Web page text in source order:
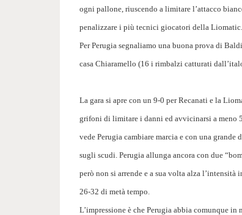
ogni pallone, riuscendo a limitare l’attacco
penalizzare i più tecnici giocatori della Liomatic.
Per Perugia segnaliamo una buona prova di
casa Chiaramello (16 i rimbalzi catturati
La gara si apre con un 9-0 per Recanati e la
grifoni di limitare i danni ed avvicinarsi a meno
vede Perugia cambiare marcia e con una
sugli scudi. Perugia allunga ancora con due
però non si arrende e a sua volta alza
26-32 di metà tempo.
L’impressione è che Perugia abbia comunque